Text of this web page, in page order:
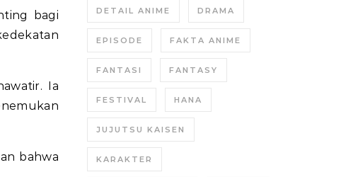
bagi
Ia
bahwa
DETAIL ANIME DRAMA
EPISODE FAKTA ANIME
FANTASI FANTASY
FESTIVAL HANA
JUJUTSU KAISEN
KARAKTER